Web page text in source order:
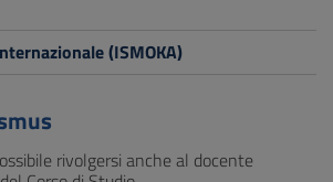
(ISMOKA)
rivolgersi anche al docente